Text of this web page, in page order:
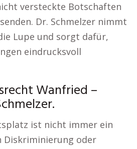
versteckte Botschaften
Dr. Schmelzer nimmt
Lupe und sorgt dafür,
eindrucksvoll
Wanfried –
ist nicht immer ein
Diskriminierung oder